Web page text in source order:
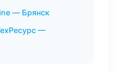
— Брянск
—